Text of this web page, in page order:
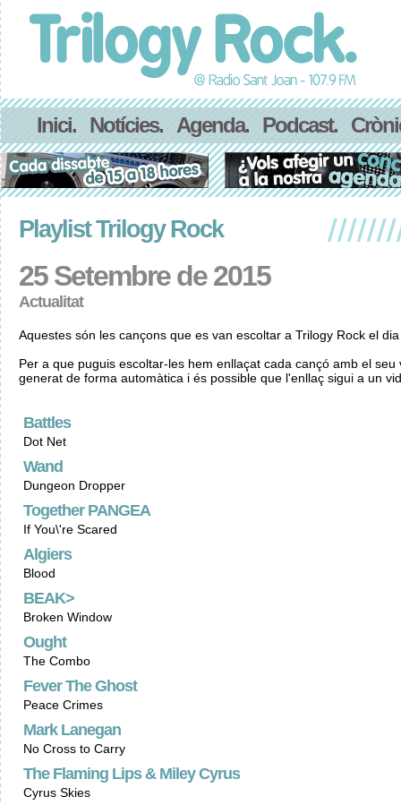
Inici. Notícies. Agenda. Podcast.
Playlist Trilogy Rock
25 Setembre de 2015
Actualitat
Aquestes són les cançons que es van escoltar a Trilogy Rock el
Per a que puguis escoltar-les hem enllaçat cada cançó amb el
generat de forma automàtica i és possible que l'enllaç sigui a un
Battles
Dot Net
Wand
Dungeon Dropper
Together PANGEA
If You\'re Scared
Algiers
Blood
BEAK>
Broken Window
Ought
The Combo
Fever The Ghost
Peace Crimes
Mark Lanegan
No Cross to Carry
The Flaming Lips & Miley Cyrus
Cyrus Skies